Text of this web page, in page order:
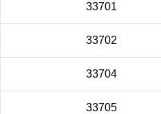
33701
33702
33704
33705